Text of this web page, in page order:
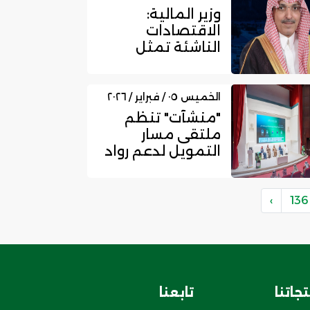
وزير المالية:
الاقتصادات
الناشئة تمثل
الخميس ٠٥ / فبراير / ٢٠٢٦
"منشآت" تنظم
ملتقى مسار
التمويل لدعم رواد
136
›
تابعنا